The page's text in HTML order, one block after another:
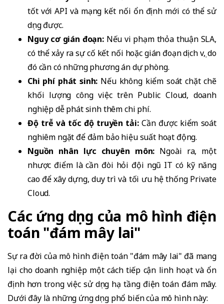
tốt với API và mạng kết nối ổn định mới có thể sử
dụng được.
Nguy cơ gián đoạn:Nếu vi phạm thỏa thuận SLA,
có thể xảy ra sự cố kết nối hoặc gián đoạn dịch vụ, do
đó cần có những phương án dự phòng.
Chi phí phát sinh: Nếu không kiểm soát chặt chẽ
khối lượng công việc trên Public Cloud, doanh
nghiệp dễ phát sinh thêm chi phí.
Độ trễ và tốc độ truyền tải:Cần được kiểm soát
nghiêm ngặt để đảm bảo hiệu suất hoạt động.
Nguồn nhân lực chuyên môn: Ngoài ra, một
nhược điểm là cần đòi hỏi đội ngũ IT có kỹ năng
cao để xây dựng, duy trì và tối ưu hệ thống Private
Cloud.
Các ứng dụng của mô hình điện
toán "đám mây lai"
Sự ra đời của mô hình điện toán "đám mây lai" đã mang
lại cho doanh nghiệp một cách tiếp cận linh hoạt và ổn
định hơn trong việc sử dụng hạ tầng điện toán đám mây.
Dưới đây là những ứng dụng phổ biến của mô hình này: